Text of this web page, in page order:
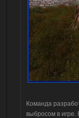
Команда
выбросом в игре.